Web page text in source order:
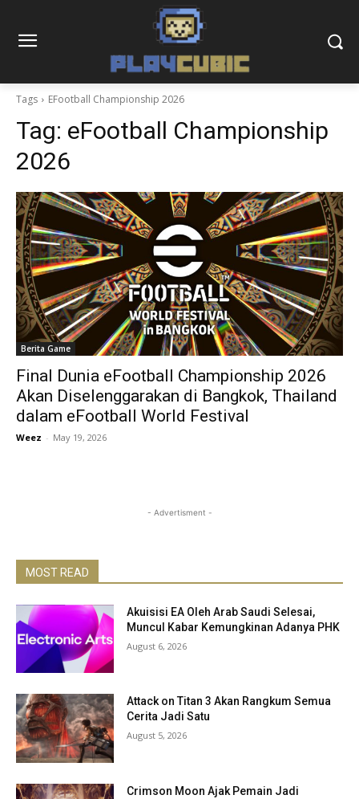
Tags EFootball Championship 2026
Tag: eFootball Championship
2026
Berita Game
Final Dunia eFootball Championship 2026
Akan Diselenggarakan di Bangkok, Thailand
dalam eFootball World Festival
Weez - May 19, 2026
- Advertisment -
MOST READ
Akuisisi EA Oleh Arab Saudi Selesai,
Muncul Kabar Kemungkinan Adanya PHK
August 6, 2026
Attack on Titan 3 Akan Rangkum Semua
Cerita Jadi Satu
August 5, 2026
Crimson Moon Ajak Pemain Jadi